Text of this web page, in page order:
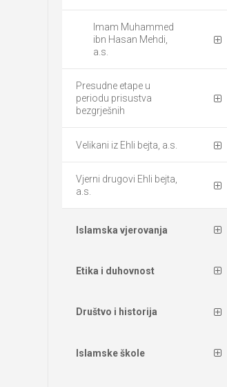
Imam Muhammed
ibn Hasan Mehdi,
a.s.
Presudne etape u
periodu prisustva
bezgrješnih
Velikani iz Ehli bejta, a.s.
Vjerni drugovi Ehli bejta,
a.s.
Islamska vjerovanja
Etika i duhovnost
Društvo i historija
Islamske škole